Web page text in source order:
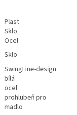
Plast
Sklo
Ocel
Sklo
SwingLine-design
bílá
ocel
prohlubeň pro
madlo